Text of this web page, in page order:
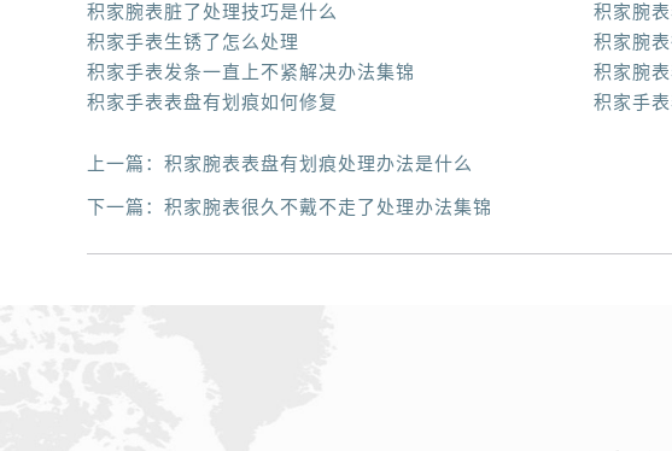
积家腕表脏了处理技巧是什么
积家腕
积家手表生锈了怎么处理
积家腕
积家手表发条一直上不紧解决办法集锦
积家腕
积家手表表盘有划痕如何修复
积家手
上一篇： 积家腕表表盘有划痕处理办法是什么
下一篇： 积家腕表很久不戴不走了处理办法集锦